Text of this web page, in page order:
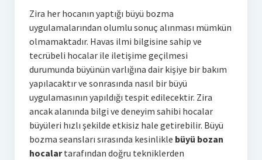
Zira her hocanın yaptığı büyü bozma
uygulamalarından olumlu sonuç alınması mümkün
olmamaktadır. Havas ilmi bilgisine sahip ve
tecrübeli hocalar ile iletişime geçilmesi
durumunda büyünün varlığına dair kişiye bir bakım
yapılacaktır ve sonrasında nasıl bir büyü
uygulamasının yapıldığı tespit edilecektir. Zira
ancak alanında bilgi ve deneyim sahibi hocalar
büyüleri hızlı şekilde etkisiz hale getirebilir. Büyü
bozma seansları sırasında kesinlikle büyü bozan
hocalartarafından doğru tekniklerden